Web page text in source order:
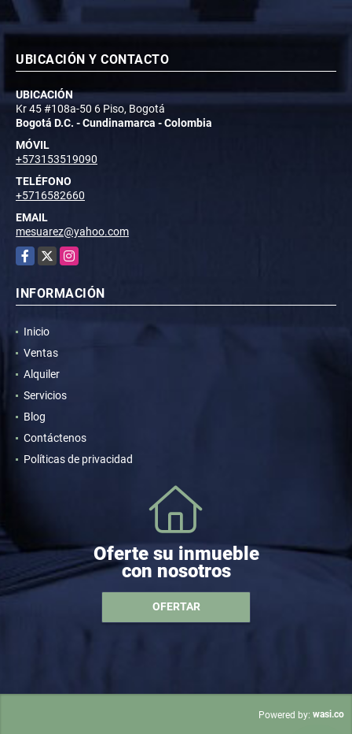
UBICACIÓN Y CONTACTO
UBICACIÓN
Kr 45 #108a-50 6 Piso, Bogotá
Bogotá D.C. - Cundinamarca - Colombia
MÓVIL
+573153519090
TELÉFONO
+5716582660
EMAIL
mesuarez@yahoo.com
Facebook
X Instagram
INFORMACIÓN
Inicio
Ventas
Alquiler
Servicios
Blog
Contáctenos
Políticas de privacidad
Oferte su inmueble
con nosotros
OFERTAR
Powered by: wasi.co